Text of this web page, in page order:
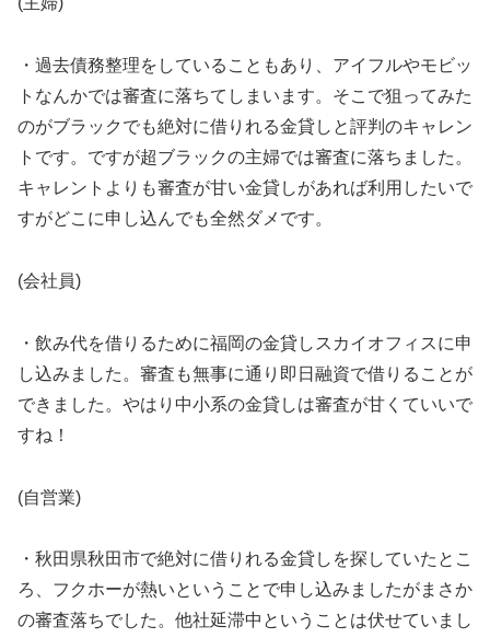
・過去債務整理をしていることもあり、アイフルやモビッ
トなんかでは審査に落ちてしまいます。そこで狙ってみた
のがブラックでも絶対に借りれる金貸しと評判のキャレン
トです。ですが超ブラックの主婦では審査に落ちました。
キャレントよりも審査が甘い金貸しがあれば利用したいで
すがどこに申し込んでも全然ダメです。
(会社員)
・飲み代を借りるために福岡の金貸しスカイオフィスに申
し込みました。審査も無事に通り即日融資で借りることが
できました。やはり中小系の金貸しは審査が甘くていいで
すね！
(自営業)
・秋田県秋田市で絶対に借りれる金貸しを探していたとこ
ろ、フクホーが熱いということで申し込みましたがまさか
の審査落ちでした。他社延滞中ということは伏せていまし